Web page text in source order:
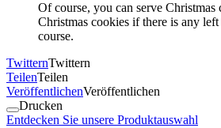
Of course, you can serve
Christmas cookies if there is any
course.
TwitternTwittern
TeilenTeilen
VeröffentlichenVeröffentlichen
Drucken
Entdecken Sie unsere Produktauswahl